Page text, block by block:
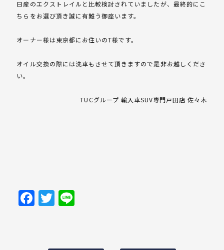
日産のエクストレイルと比較検討されていましたが、最終的にこ
ちらをお選び頂き誠に有難う御座います。
オーナー様は東京都にお住いのT様です。
オイル交換の際には洗車もさせて頂きますので是非お越しくださ
い。
TUCグループ 輸入車SUV専門戸田店 佐々木
Facebook
Twitter